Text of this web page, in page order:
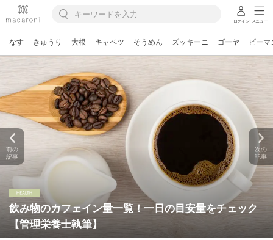
ログイン メニュー
なす きゅうり 大根 キャベツ そうめん ズッキーニ ゴーヤ ピーマ
飲み物のカフェイン量一覧！一日の目安量をチェック
【管理栄養士執筆】
前の
記事
次の
記事